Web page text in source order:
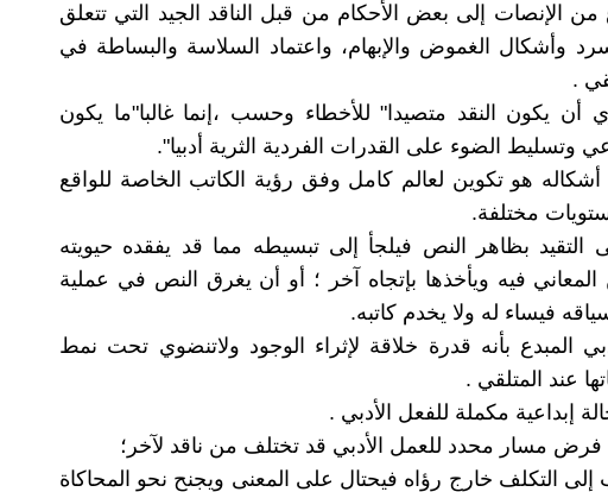
من الإنصات إلى بعض الأحكام من قبل الناقد الجيد التي تتعلق
وأشكال الغموض والإبهام، واعتماد السلاسة والبساطة في
.
يكون النقد متصيدا" للأخطاء وحسب ،إنما غالبا"ما يكون
وتسليط الضوء على القدرات الفردية الثرية أدبيا".
أشكاله هو تكوين لعالم كامل وفق رؤية الكاتب الخاصة للواقع
مختلفة.
التقيد بظاهر النص فيلجأ إلى تبسيطه مما قد يفقده حيويته
فيه ويأخذها بإتجاه آخر ؛ أو أن يغرق النص في عملية
فيساء له ولا يخدم كاتبه.
المبدع بأنه قدرة خلاقة لإثراء الوجود ولاتنضوي تحت نمط
عند المتلقي .
إبداعية مكملة للفعل الأدبي .
مسار محدد للعمل الأدبي قد تختلف من ناقد لآخر؛
إلى التكلف خارج رؤاه فيحتال على المعنى ويجنح نحو المحاكاة